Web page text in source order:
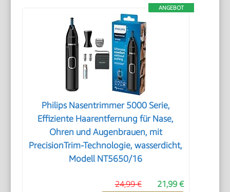
ANGEBOT
Philips Nasentrimmer 5000 Serie,
Effiziente Haarentfernung für Nase,
Ohren und Augenbrauen, mit
PrecisionTrim-Technologie, wasserdicht,
Modell NT5650/16
21,99 €
24,99 €